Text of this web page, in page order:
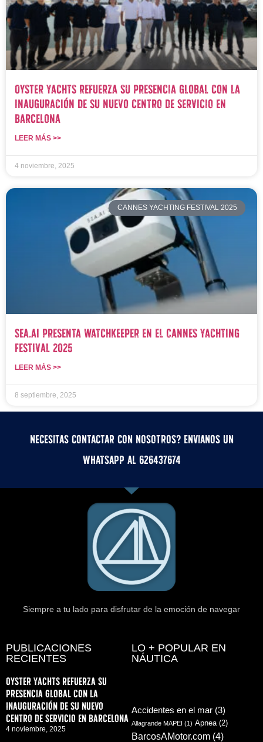
Oyster Yachts refuerza su presencia global con la
inauguración de su nuevo centro de servicio en
Barcelona
LEER MÁS >>
4 noviembre, 2025
CANNES YACHTING FESTIVAL 2025
SEA.AI Presenta Watchkeeper en el Cannes Yachting
Festival 2025
LEER MÁS >>
8 septiembre, 2025
Necesitas contactar con nosotros? Envianos un
whatsApp al 626437674
Siempre a tu lado para disfrutar de la emoción de navegar
PUBLICACIONES
RECIENTES
Oyster Yachts refuerza su
presencia global con la
inauguración de su nuevo
centro de servicio en Barcelona
4 noviembre, 2025
LO + POPULAR EN
NÁUTICA
Accidentes en el mar (3)
Allagrande MAPEI (1) Apnea (2)
BarcosAMotor.com (4)